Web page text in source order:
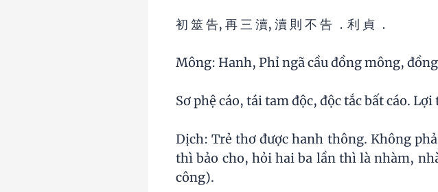
初 筮 告, 再 三 瀆, 瀆 則 不 告 ．利 貞 ．
Mông: Hanh, Phỉ ngã cầu đồng mông,
Sơ phệ cáo, tái tam độc, độc tắc bất cáo.
Dịch: Trẻ thơ được hanh thông. Không
thì bảo cho, hỏi hai ba lần thì là nhàm,
công).